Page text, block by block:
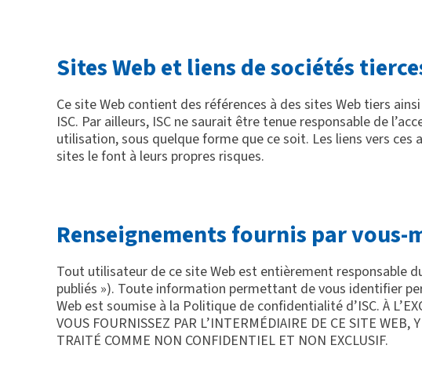
Sites Web et liens de sociétés
Ce site Web contient des références à des sites Web tiers
ISC. Par ailleurs, ISC ne saurait être tenue responsable de
utilisation, sous quelque forme que ce soit. Les liens vers
sites le font à leurs propres risques.
Renseignements fournis par vous-
Tout utilisateur de ce site Web est entièrement responsable
publiés »). Toute information permettant de vous identifier
Web est soumise à la Politique de confidentialité d’ISC. À
VOUS FOURNISSEZ PAR L’INTERMÉDIAIRE DE CE SITE
TRAITÉ COMME NON CONFIDENTIEL ET NON EXCLUSIF.